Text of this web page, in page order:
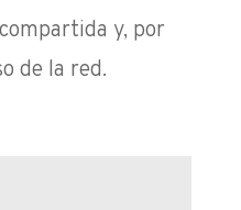
y, por
de la red.